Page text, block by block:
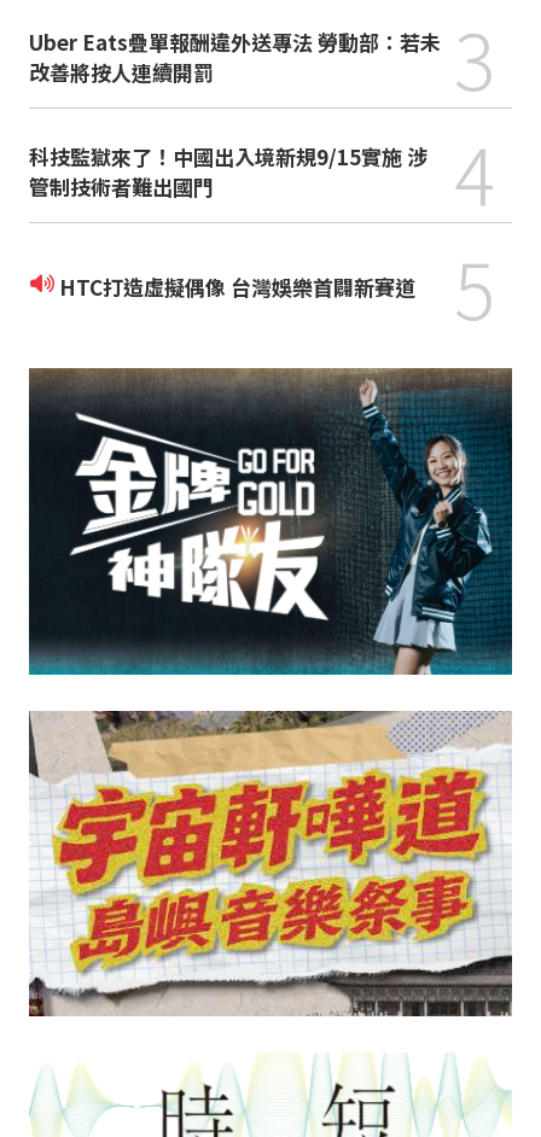
Uber Eats疊單報酬違外送專法 勞動部：若未
改善將按人連續開罰
3
科技監獄來了！中國出入境新規9/15實施 涉
管制技術者難出國門
4
HTC打造虛擬偶像 台灣娛樂首闢新賽道 5